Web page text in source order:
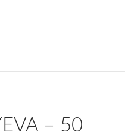
– 50